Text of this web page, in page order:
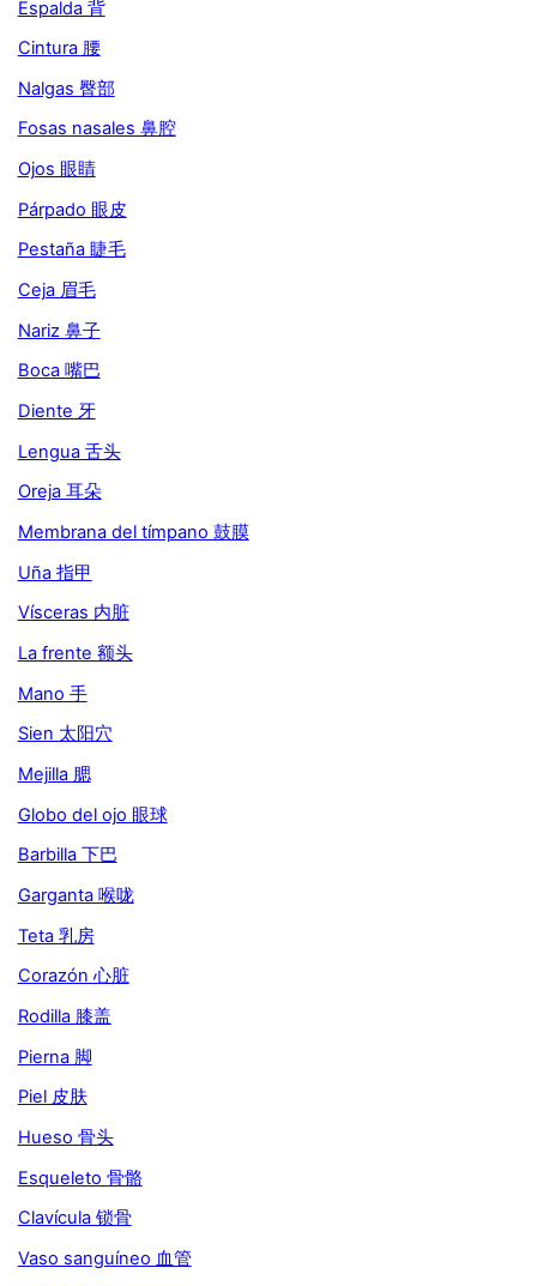
Espalda 背
Cintura 腰
Nalgas 臀部
Fosas nasales 鼻腔
Ojos 眼睛
Párpado 眼皮
Pestaña 睫毛
Ceja 眉毛
Nariz 鼻子
Boca 嘴巴
Diente 牙
Lengua 舌头
Oreja 耳朵
Membrana del tímpano 鼓膜
Uña 指甲
Vísceras 内脏
La frente 额头
Mano 手
Sien 太阳穴
Mejilla 腮
Globo del ojo 眼球
Barbilla 下巴
Garganta 喉咙
Teta 乳房
Corazón 心脏
Rodilla 膝盖
Pierna 脚
Piel 皮肤
Hueso 骨头
Esqueleto 骨骼
Clavícula 锁骨
Vaso sanguíneo 血管